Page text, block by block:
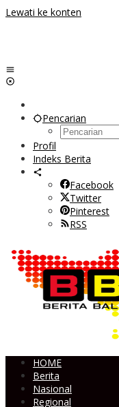
Lewati ke konten
Pencarian
Profil
Indeks Berita
Facebook
Twitter
Pinterest
RSS
HOME
Berita
Nasional
Regional